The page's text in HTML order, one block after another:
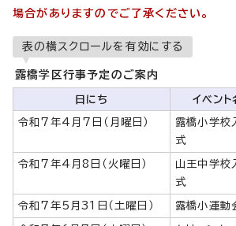
場合がありますのでご了承ください。
表の横スクロールを有効にする
露橋学区行事予定のご案内
日にち イベント
令和7年4月7日（月曜日）
露橋小学校
式
令和7年4月8日（火曜日）
山王中学校
式
令和7年5月31日（土曜日） 露橋小運動